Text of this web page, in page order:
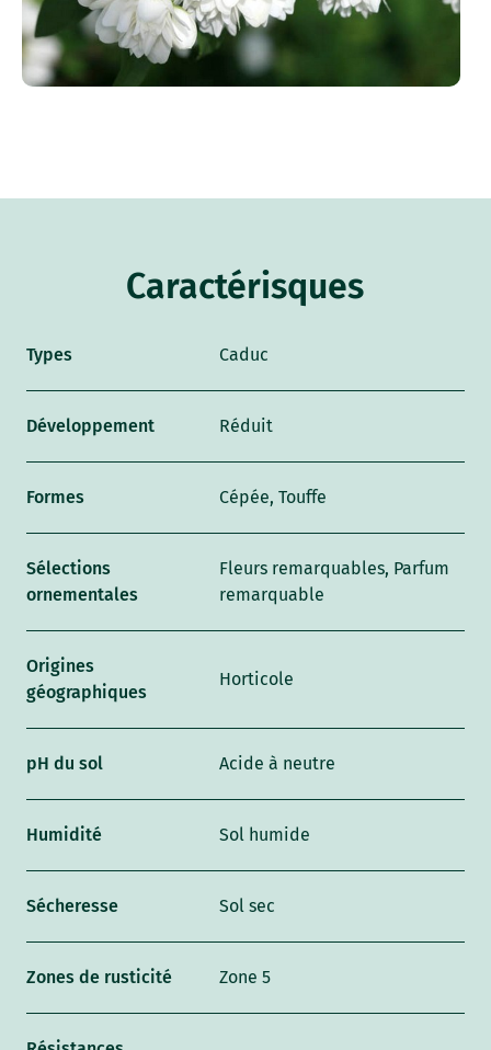
Caractérisques
Types Caduc
Développement Réduit
Formes Cépée, Touffe
Sélections
ornementales
Fleurs remarquables, Parfum
remarquable
Origines
géographiques
Horticole
pH du sol Acide à neutre
Humidité Sol humide
Sécheresse Sol sec
Zones de rusticité Zone 5